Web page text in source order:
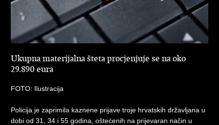
Ukupna materijalna šteta procjenjuje se na oko
29.890 eura
FOTO: Ilustracija
Policija je zaprimila kaznene prijave troje hrvatskih državljana u
dobi od 31, 34 i 55 godina, oštećenih na prijevaran način u